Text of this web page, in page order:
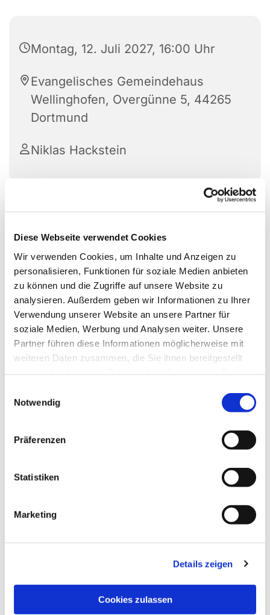
Diese Webseite verwendet Cookies
Wir verwenden Cookies, um Inhalte und Anzeigen zu
personalisieren, Funktionen für soziale Medien anbieten
zu können und die Zugriffe auf unsere Website zu
analysieren. Außerdem geben wir Informationen zu Ihrer
Verwendung unserer Website an unsere Partner für
soziale Medien, Werbung und Analysen weiter. Unsere
Partner führen diese Informationen möglicherweise mit
weiteren Daten zusammen, die Sie ihnen bereitgestellt
Notwendig
Präferenzen
Statistiken
Marketing
Details zeigen
Cookies zulassen
Montag, 12. Juli 2027, 16:00 Uhr
Evangelisches Gemeindehaus
Wellinghofen, Overgünne 5, 44265
Dortmund
Niklas Hackstein